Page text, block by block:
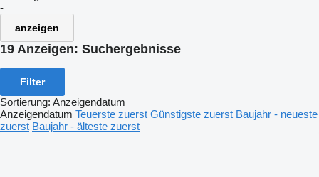
-
anzeigen
19 Anzeigen: Suchergebnisse
Filter
Sortierung: Anzeigendatum
Anzeigendatum Teuerste zuerst Günstigste zuerst Baujahr - neueste
zuerst Baujahr - älteste zuerst